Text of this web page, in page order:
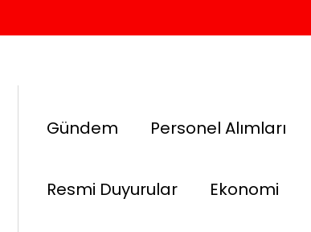
Gündem Personel Alımları
Resmi Duyurular Ekonomi